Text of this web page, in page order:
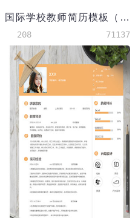
国际学校教师简历模板（突出教育背景，实习经历）
208 71137